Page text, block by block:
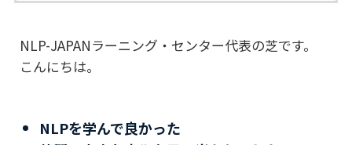
NLP-JAPANラーニング・センター代表の芝です。
こんにちは。
NLPを学んで良かった